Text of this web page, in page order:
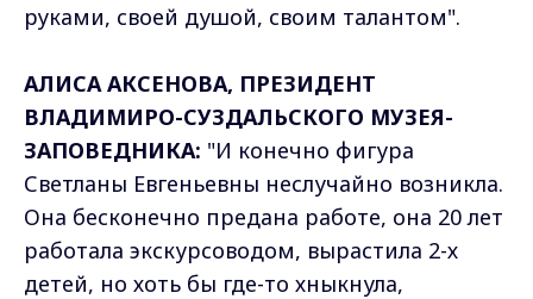
руками, своей душой, своим талантом".
АЛИСА АКСЕНОВА, ПРЕЗИДЕНТ
ВЛАДИМИРО-СУЗДАЛЬСКОГО МУЗЕЯ-
ЗАПОВЕДНИКА: "И конечно фигура
Светланы Евгеньевны неслучайно возникла.
Она бесконечно предана работе, она 20 лет
работала экскурсоводом, вырастила 2-х
детей, но хоть бы где-то хныкнула,